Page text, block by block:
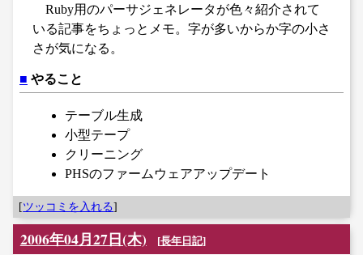
Ruby用のパーサジェネレータが色々紹介されて
いる記事をちょっとメモ。字が多いからか字の小さ
さが気になる。
■ やること
テーブル生成
小型テープ
クリーニング
PHSのファームウェアアップデート
[ツッコミを入れる]
2006年04月27日(木) [長年日記]